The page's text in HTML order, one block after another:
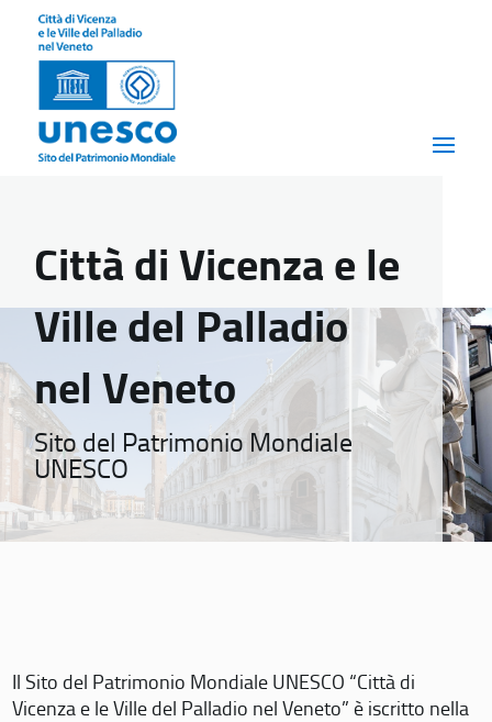
Città di Vicenza e le
Ville del Palladio
nel Veneto
Sito del Patrimonio Mondiale
UNESCO
Il Sito del Patrimonio Mondiale UNESCO “Città di
Vicenza e le Ville del Palladio nel Veneto” è iscritto nella